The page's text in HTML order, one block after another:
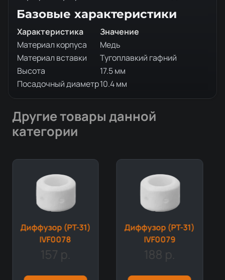
Базовые характеристики
Характеристика
Значение
Материал корпуса
Медь
Материал вставки
Тугоплавкий гафний
Высота
17.5 мм
Посадочный диаметр10.4 мм
Другие товары данной
категории
Диффузор (PT-31)
IVF0078
157 р.
Диффузор (PT-31)
IVF0079
188 р.